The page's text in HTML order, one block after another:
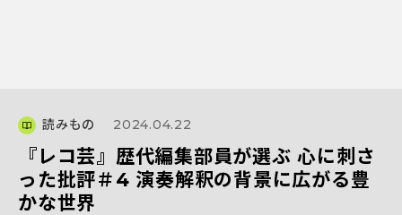
読みもの 2024.04.22
『レコ芸』歴代編集部員が選ぶ 心に刺さ
った批評＃4 演奏解釈の背景に広がる豊
かな世界